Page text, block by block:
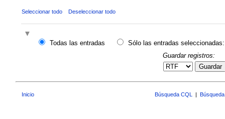
Seleccionar todo Deseleccionar todo
Todas las entradas
Sólo las entradas seleccionadas:
Guardar registros:
Guardar
Inicio Búsqueda CQL